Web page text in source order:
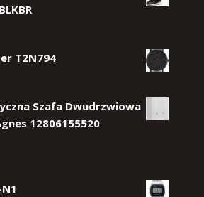
T2N794
Szafa Dwudrzwiowa
12806155520